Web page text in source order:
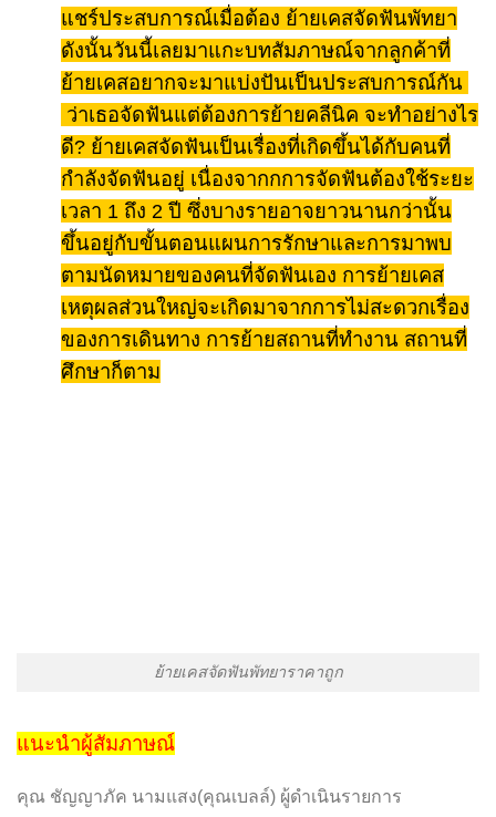
แชร์ประสบการณ์เมื่อต้อง ย้ายเคสจัดฟันพัทยา
ดังนั้นวันนี้เลยมาแกะบทสัมภาษณ์จากลูกค้าที่
ย้ายเคสอยากจะมาแบ่งปันเป็นประสบการณ์กัน
ว่าเธอจัดฟันแต่ต้องการย้ายคลีนิค จะทำอย่างไร
ดี? ย้ายเคสจัดฟันเป็นเรื่องที่เกิดขึ้นได้กับคนที่
กำลังจัดฟันอยู่ เนื่องจากกการจัดฟันต้องใช้ระยะ
เวลา 1 ถึง 2 ปี ซึ่งบางรายอาจยาวนานกว่านั้น
ขึ้นอยู่กับขั้นตอนแผนการรักษาและการมาพบ
ตามนัดหมายของคนที่จัดฟันเอง การย้ายเคส
เหตุผลส่วนใหญ่จะเกิดมาจากการไม่สะดวกเรื่อง
ของการเดินทาง การย้ายสถานที่ทำงาน สถานที่
ศึกษาก็ตาม
ย้ายเคสจัดฟันพัทยาราคาถูก
แนะนำผู้สัมภาษณ์
คุณ ชัญญาภัค นามแสง(คุณเบลล์) ผู้ดำเนินรายการ